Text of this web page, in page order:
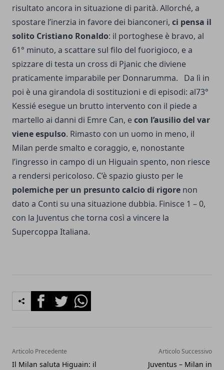
risultato ancora in situazione di parità. Allorché, a
spostare l’inerzia in favore dei bianconeri, ci pensa il
solito Cristiano Ronaldo: il portoghese è bravo, al
61° minuto, a scattare sul filo del fuorigioco, e a
spizzare di testa un cross di Pjanic che diviene
praticamente imparabile per Donnarumma. Da lì in
poi è una girandola di sostituzioni e di episodi: al73°
Kessié esegue un brutto intervento con il piede a
martello ai danni di Emre Can, econ l’ausilio del var
viene espulso. Rimasto con un uomo in meno, il
Milan perde smalto e coraggio, e, nonostante
l’ingresso in campo di un Higuain spento, non riesce
a rendersi pericoloso. C’è spazio giusto per le
polemiche per un presunto calcio di rigore non
dato a Conti su una situazione dubbia. Finisce 1 – 0,
con la Juventus che torna così a vincere la
Supercoppa Italiana.
FacebookTwitterWhatsapp
Articolo Precedente
Il Milan saluta Higuain: il
Articolo Successivo
Juventus – Milan in